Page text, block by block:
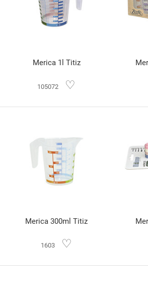
Merica 1l Titiz
105072 ♡
Merica 300ml Titiz
1603 ♡